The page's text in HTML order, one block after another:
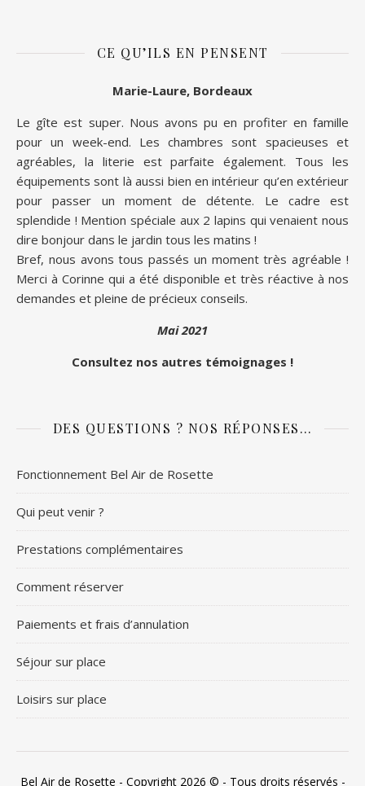
CE QU’ILS EN PENSENT
Marie-Laure, Bordeaux
Le gîte est super. Nous avons pu en profiter en famille
pour un week-end. Les chambres sont spacieuses et
agréables, la literie est parfaite également. Tous les
équipements sont là aussi bien en intérieur qu’en extérieur
pour passer un moment de détente. Le cadre est
splendide ! Mention spéciale aux 2 lapins qui venaient nous
dire bonjour dans le jardin tous les matins !
Bref, nous avons tous passés un moment très agréable !
Merci à Corinne qui a été disponible et très réactive à nos
demandes et pleine de précieux conseils.
Mai 2021
Consultez nos autres témoignages !
DES QUESTIONS ? NOS RÉPONSES…
Fonctionnement Bel Air de Rosette
Qui peut venir ?
Prestations complémentaires
Comment réserver
Paiements et frais d’annulation
Séjour sur place
Loisirs sur place
Bel Air de Rosette - Copyright 2026 © - Tous droits réservés -